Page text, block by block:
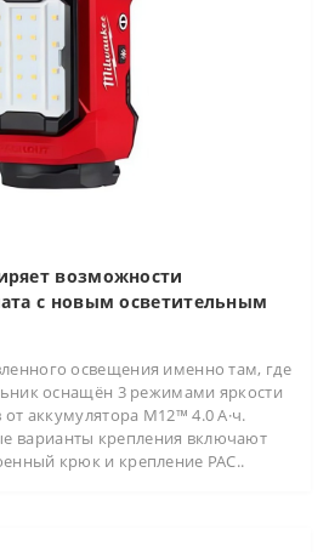
возможности
с новым осветительным
освещения именно там, где
оснащён 3 режимами яркости
аккумулятора M12™ 4.0 А·ч.
варианты крепления включают
крюк и крепление PAC..